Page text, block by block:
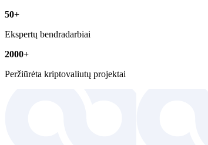
50+
Ekspertų bendradarbiai
2000+
Peržiūrėta kriptovaliutų projektai